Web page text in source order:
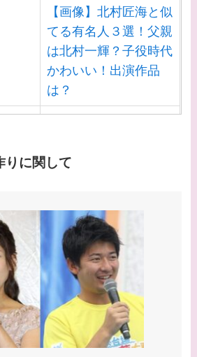
【画像】北村匠海と似
てる有名人３選！父親
は北村一輝？子役時代
かわいい！出演作品
は？
郎との関係は？ジャニ
【画像】山田裕貴の家
系図・家族構成は？嫁
西野七瀬との馴れ初め
や現在の活動は？
【画像】平子理沙と似
てる有名人３選！ヒア
ルロン酸で顔が変わっ
に関して